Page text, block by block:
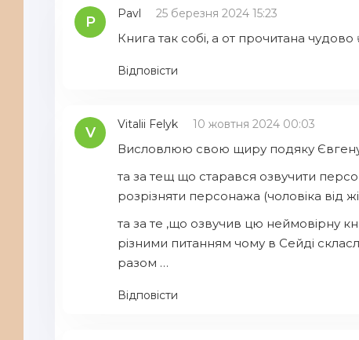
P Pavl 25 березня 2024 15:23
Книга так собі, а от прочитана чудово
Відповісти
V Vitalii Felyk 10 жовтня 2024 00:03
Висловлюю свою щиру подяку Євгену
та за тещ що старався озвучити
розрізняти персонажа (чоловіка від
та за те ,що озвучив цю неймовірну
різними питанням чому в Сейді
разом …
Відповісти